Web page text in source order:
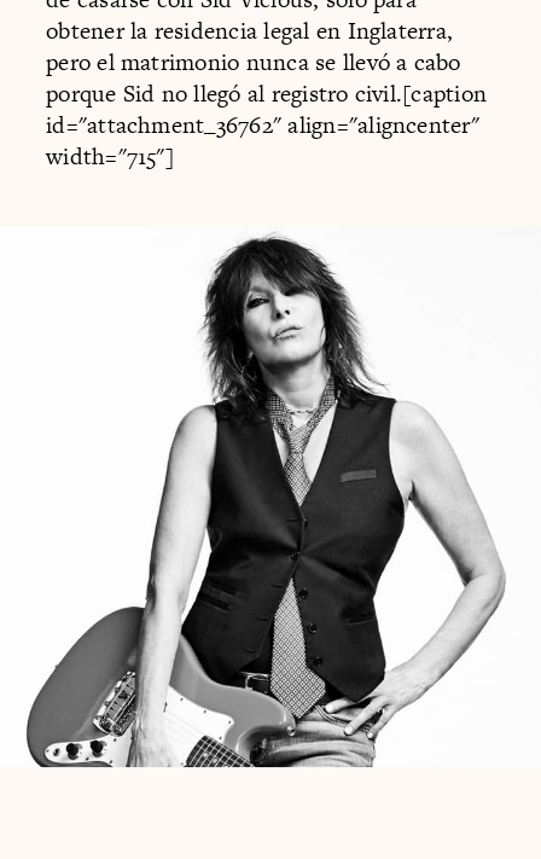
obtener la residencia legal en Inglaterra,
pero el matrimonio nunca se llevó a cabo
porque Sid no llegó al registro civil.[caption
id="attachment_36762" align="aligncenter"
width="715"]